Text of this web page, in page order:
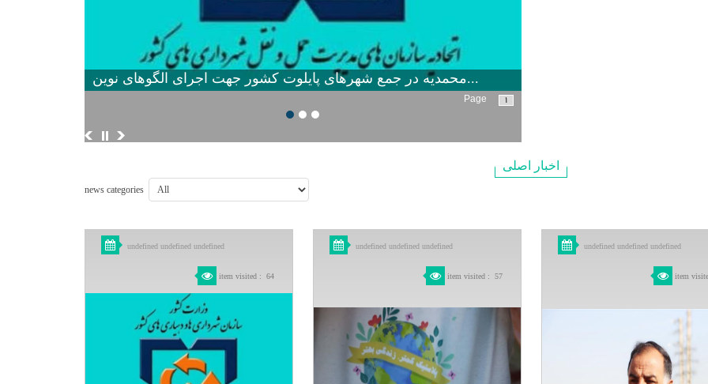
محمدیه در جمع شهرهای پایلوت كشور جهت اجرای الگوهای نوین...
Page 1
اخبار اصلی
news categories
undefined undefined undefined
item visited: 64
undefined undefined undefined
item visited: 57
undefined undefined undefined
item